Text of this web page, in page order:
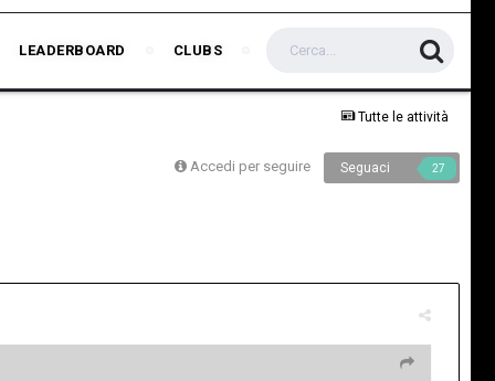
LEADERBOARD CLUBS
Tutte le attività
Accedi per seguire Seguaci 27